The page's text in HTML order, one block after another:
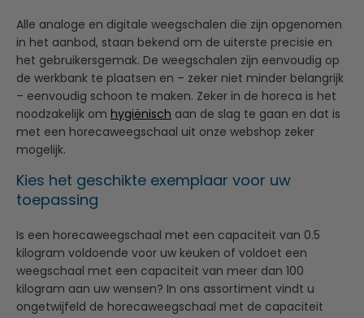
Alle analoge en digitale weegschalen die zijn opgenomen
in het aanbod, staan bekend om de uiterste precisie en
het gebruikersgemak. De weegschalen zijn eenvoudig op
de werkbank te plaatsen en – zeker niet minder belangrijk
– eenvoudig schoon te maken. Zeker in de horeca is het
noodzakelijk om hygiënisch aan de slag te gaan en dat is
met een horecaweegschaal uit onze webshop zeker
mogelijk.
Kies het geschikte exemplaar voor uw
toepassing
Is een horecaweegschaal met een capaciteit van 0.5
kilogram voldoende voor uw keuken of voldoet een
weegschaal met een capaciteit van meer dan 100
kilogram aan uw wensen? In ons assortiment vindt u
ongetwijfeld de horecaweegschaal met de capaciteit